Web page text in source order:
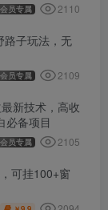
会员专属 2110
路子玩法，无
会员专属 2109
新技术，高收
必备项目
会员专属 2105
可挂100+窗
￥